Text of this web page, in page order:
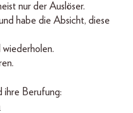
nur der Auslöser.
habe die Absicht, diese
wiederholen.
ihre Berufung: